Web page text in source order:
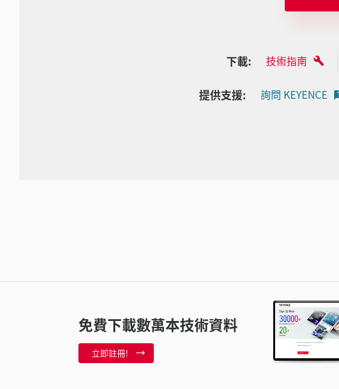
下載: 技術指南
提供支援: 詢問 KEYENCE
免費下載數萬本技術資料
立即註冊!